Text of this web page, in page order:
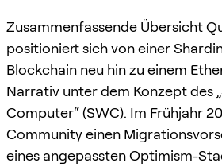
Zusammenfassende Übersicht
positioniert sich von einer
Blockchain neu hin zu einem
Narrativ unter dem Konzept des
Computer“ (SWC). Im Frühjahr
Community einen
eines angepassten Optimism-